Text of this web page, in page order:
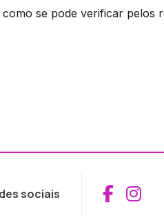
se pode verificar pelos
sociais